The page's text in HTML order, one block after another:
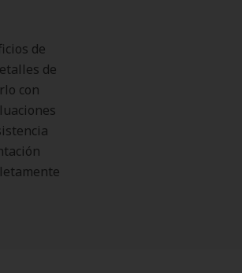
de
de
con